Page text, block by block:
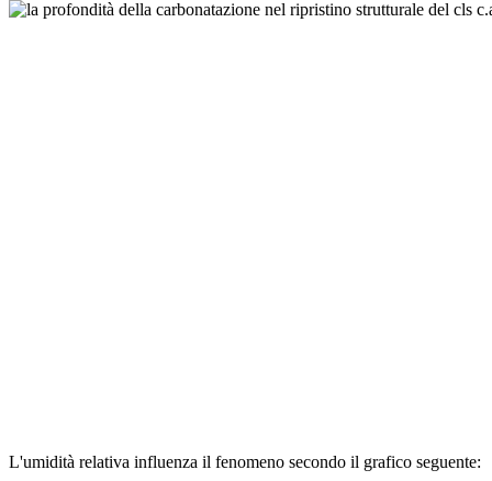
L'umidità relativa influenza il fenomeno secondo il grafico seguente: